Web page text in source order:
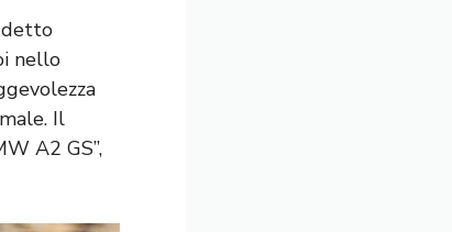
detto
nello
Il
A2 GS”,